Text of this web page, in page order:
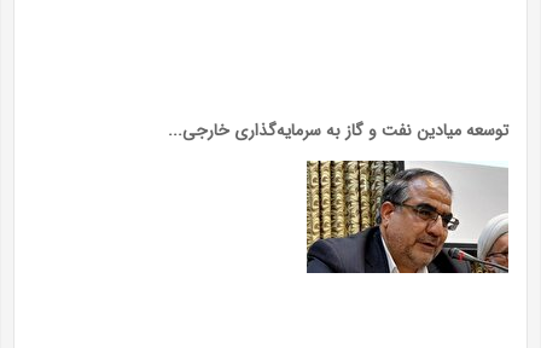
توسعه میادین نفت و گاز به سرمایه‌گذاری خارجی...